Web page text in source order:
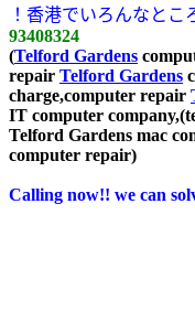
！香港でいろんなと
93408324
(Telford Gardens
repair Telford Gardens
charge,computer repair
IT computer
Telford Gardens mac
computer repair)
Calling now!! we can